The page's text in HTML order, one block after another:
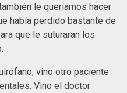
le queríamos hacer
había perdido bastante de
que le suturaran los
vino otro paciente
Vino el doctor